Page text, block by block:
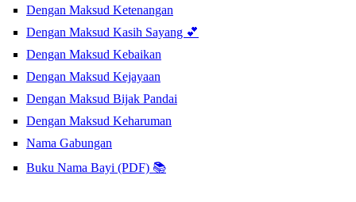
Dengan Maksud Ketenangan
Dengan Maksud Kasih Sayang 💕
Dengan Maksud Kebaikan
Dengan Maksud Kejayaan
Dengan Maksud Bijak Pandai
Dengan Maksud Keharuman
Nama Gabungan
Buku Nama Bayi (PDF) 📚